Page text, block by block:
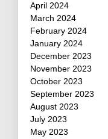
April 2024
March 2024
February 2024
January 2024
December 2023
November 2023
October 2023
September 2023
August 2023
July 2023
May 2023